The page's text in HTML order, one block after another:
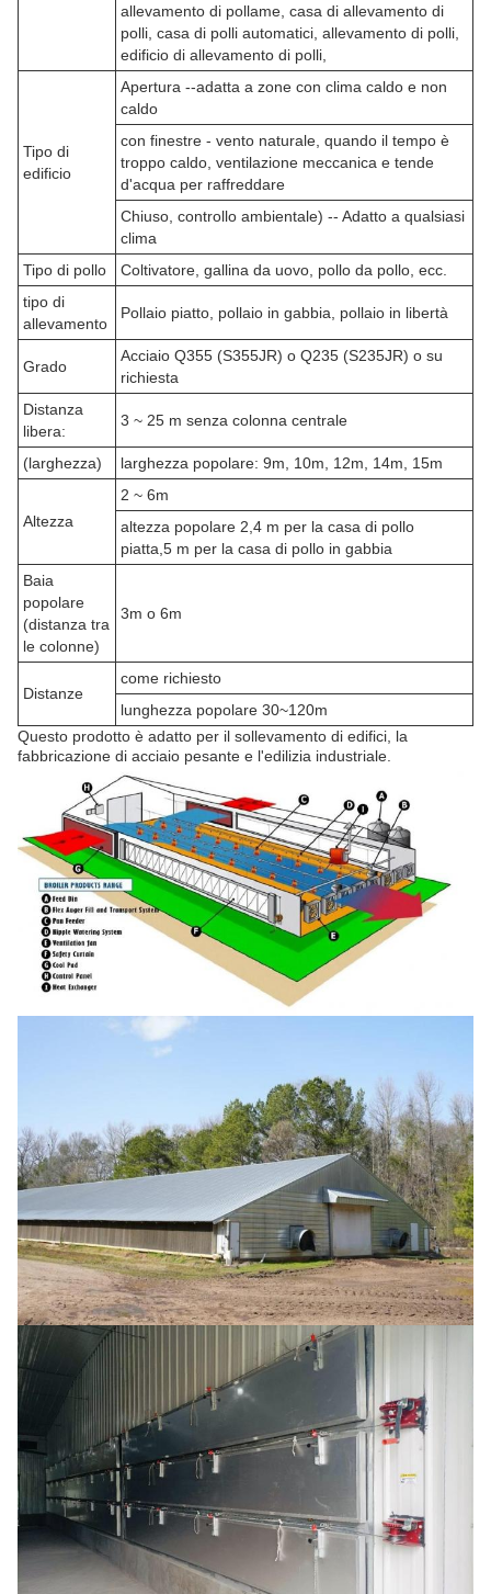
allevamento di pollame, casa di allevamento di
polli, casa di polli automatici, allevamento di polli,
edificio di allevamento di polli,
Tipo di
edificio
Apertura --adatta a zone con clima caldo e non
caldo
con finestre - vento naturale, quando il tempo è
troppo caldo, ventilazione meccanica e tende
d'acqua per raffreddare
Chiuso, controllo ambientale) -- Adatto a qualsiasi
clima
Tipo di pollo
Coltivatore, gallina da uovo, pollo da pollo, ecc.
tipo di
allevamento
Pollaio piatto, pollaio in gabbia, pollaio in libertà
Grado
Acciaio Q355 (S355JR) o Q235 (S235JR) o su
richiesta
Distanza
libera:
3 ~ 25 m senza colonna centrale
(larghezza) larghezza popolare: 9m, 10m, 12m, 14m, 15m
Altezza
2 ~ 6m
altezza popolare 2,4 m per la casa di pollo
piatta,5 m per la casa di pollo in gabbia
Baia
popolare
(distanza tra
le colonne)
3m o 6m
Distanze
come richiesto
lunghezza popolare 30~120m
Questo prodotto è adatto per il sollevamento di edifici, la
fabbricazione di acciaio pesante e l'edilizia industriale.